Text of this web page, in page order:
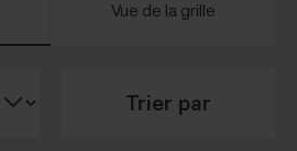
Vue de la grille
Trier par